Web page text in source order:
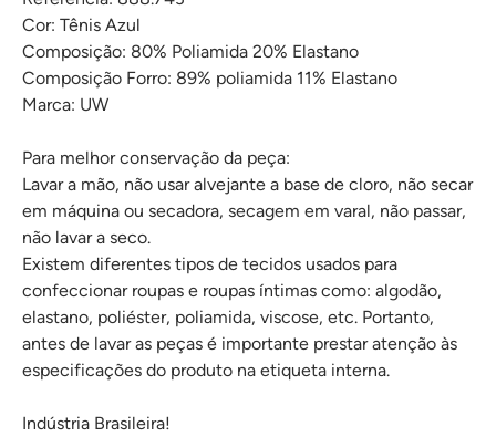
Cor: Tênis Azul
Composição: 80% Poliamida 20% Elastano
Composição Forro: 89% poliamida 11% Elastano
Marca: UW
Para melhor conservação da peça:
Lavar a mão, não usar alvejante a base de cloro, não secar
em máquina ou secadora, secagem em varal, não passar,
não lavar a seco.
Existem diferentes tipos de tecidos usados para
confeccionar roupas e roupas íntimas como: algodão,
elastano, poliéster, poliamida, viscose, etc. Portanto,
antes de lavar as peças é importante prestar atenção às
especificações do produto na etiqueta interna.
Indústria Brasileira!